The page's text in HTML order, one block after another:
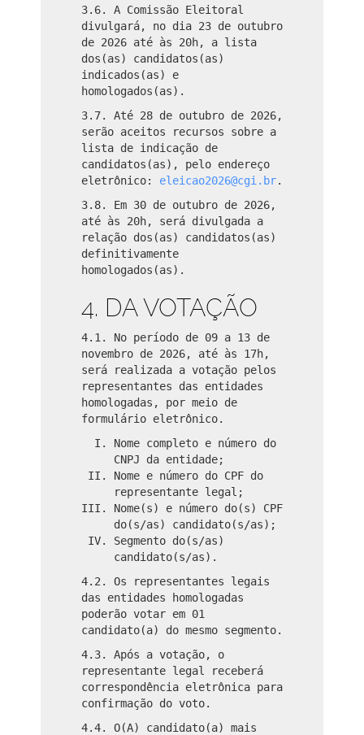
3.6. A Comissão Eleitoral
divulgará, no dia 23 de outubro
de 2026 até às 20h, a lista
dos(as) candidatos(as)
indicados(as) e
homologados(as).
3.7. Até 28 de outubro de 2026,
serão aceitos recursos sobre a
lista de indicação de
candidatos(as), pelo endereço
eletrônico: eleicao2026@cgi.br.
3.8. Em 30 de outubro de 2026,
até às 20h, será divulgada a
relação dos(as) candidatos(as)
definitivamente
homologados(as).
4. DA VOTAÇÃO
4.1. No período de 09 a 13 de
novembro de 2026, até às 17h,
será realizada a votação pelos
representantes das entidades
homologadas, por meio de
formulário eletrônico.
Nome completo e número do
CNPJ da entidade;
Nome e número do CPF do
representante legal;
Nome(s) e número do(s) CPF
do(s/as) candidato(s/as);
Segmento do(s/as)
candidato(s/as).
4.2. Os representantes legais
das entidades homologadas
poderão votar em 01
candidato(a) do mesmo segmento.
4.3. Após a votação, o
representante legal receberá
correspondência eletrônica para
confirmação do voto.
4.4. O(A) candidato(a) mais